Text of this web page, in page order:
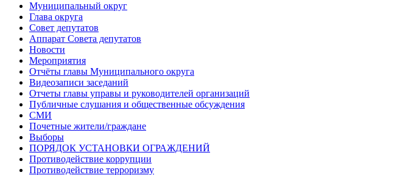
Муниципальный округ
Глава округа
Совет депутатов
Аппарат Совета депутатов
Новости
Мероприятия
Отчёты главы Муниципального округа
Видеозаписи заседаний
Отчеты главы управы и руководителей организаций
Публичные слушания и общественные обсуждения
СМИ
Почетные жители/граждане
Выборы
ПОРЯДОК УСТАНОВКИ ОГРАЖДЕНИЙ
Противодействие коррупции
Противодействие терроризму